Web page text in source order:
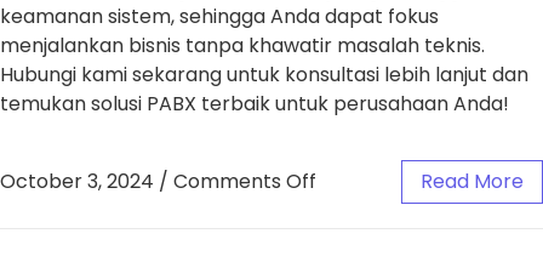
keamanan sistem, sehingga Anda dapat fokus
menjalankan bisnis tanpa khawatir masalah teknis.
Hubungi kami sekarang untuk konsultasi lebih lanjut dan
temukan solusi PABX terbaik untuk perusahaan Anda!
October 3, 2024 / Comments Off Read More